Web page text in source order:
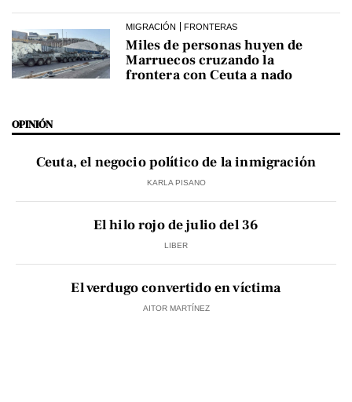
MIGRACIÓN FRONTERAS
Miles de personas huyen de
Marruecos cruzando la
frontera con Ceuta a nado
OPINIÓN
Ceuta, el negocio político de la inmigración
KARLA PISANO
El hilo rojo de julio del 36
LIBER
El verdugo convertido en víctima
AITOR MARTÍNEZ